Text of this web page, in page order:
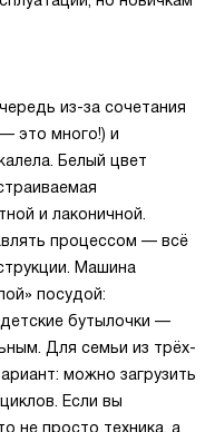
из-за сочетания
это много!) и
Белый цвет
и лаконичной.
процессом — всё
Машина
посудой:
бутылочки —
Для семьи из трёх-
можно загрузить
Если вы
не просто техника, а